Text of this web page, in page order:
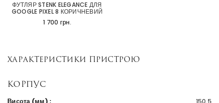
ФУТЛЯР STENK ELEGANCE ДЛЯ
GOOGLE PIXEL 8 КОРИЧНЕВИЙ
1 700 грн.
Характеристики пристрою
Корпус